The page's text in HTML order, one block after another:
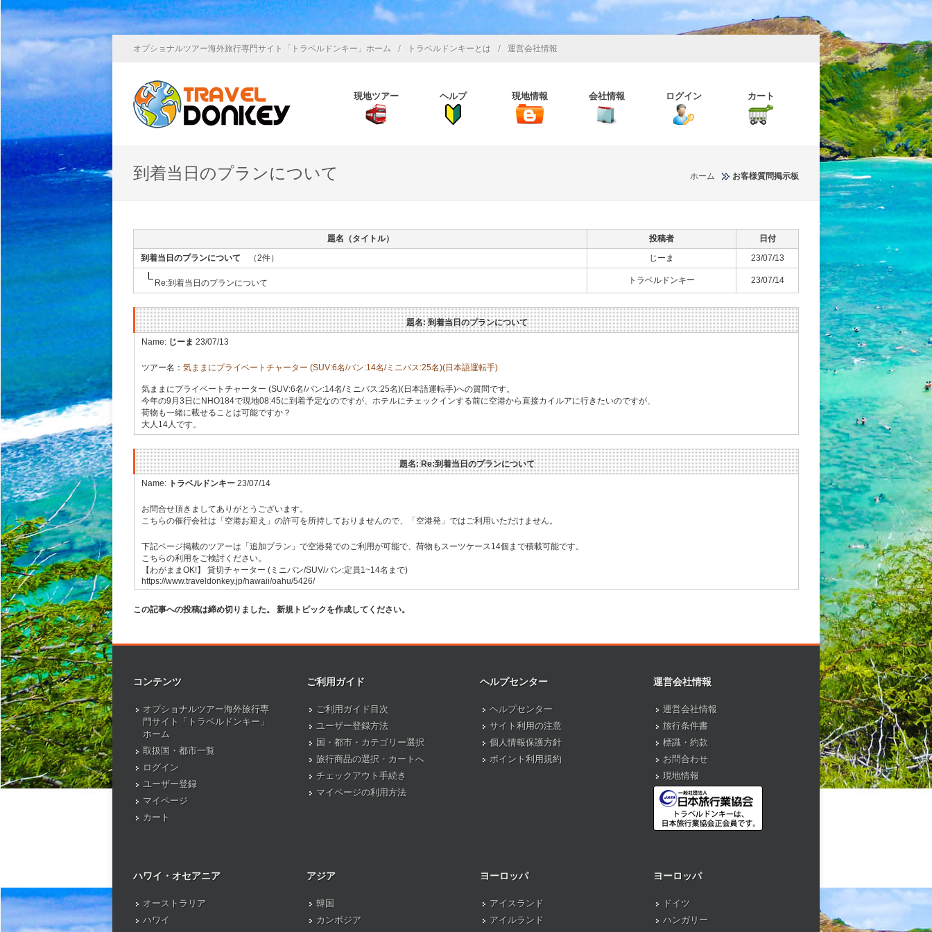
オプショナルツアー海外旅行専門サイト「トラベルドンキー」ホーム / トラベルドンキーとは / 運営会社情報
現地ツアー ヘルプ 現地情報 会社情報 ログイン カート
到着当日のプランについて ホーム お客様質問掲示板
題名（タイトル） 投稿者
日付
到着当日のプランについて （2件） じーま 23/07/13
Re:到着当日のプランについて トラベルドンキー 23/07/14
題名: 到着当日のプランについて
Name: じーま 23/07/13
ツアー名： 気ままにプライベートチャーター (SUV:6名/バン:14名/ミニバス:25名)(日本語運転手)
気ままにプライベートチャーター (SUV:6名/バン:14名/ミニバス:25名)(日本語運転手)への質問です。
今年の9月3日にNHO184で現地08:45に到着予定なのですが、ホテルにチェックインする前に空港から直接カイルアに行きたいのですが、
荷物も一緒に載せることは可能ですか？
大人14人です。
題名: Re:到着当日のプランについて
Name:
トラベルドンキー 23/07/14
お問合せ頂きましてありがとうございます。
こちらの催行会社は「空港お迎え」の許可を所持しておりませんので、「空港発」ではご利用いただけません。
下記ページ掲載のツアーは「追加プラン」で空港発でのご利用が可能で、荷物もスーツケース14個まで積載可能です。
こちらの利用をご検討ください。
【わがままOK!】 貸切チャーター (ミニバン/SUV/バン:定員1~14名まで)
https://www.traveldonkey.jp/hawaii/oahu/5426/
この記事への投稿は締め切りました。 新規トピックを作成してください。
コンテンツ
オプショナルツアー海外旅行専
門サイト「トラベルドンキー」
ホーム
取扱国・都市一覧
ログイン
ユーザー登録
マイページ
カート
ご利用ガイド
ご利用ガイド目次
ユーザー登録方法
国・都市・カテゴリー選択
旅行商品の選択・カートへ
チェックアウト手続き
マイページの利用方法
ヘルプセンター
ヘルプセンター
サイト利用の注意
個人情報保護方針
ポイント利用規約
運営会社情報
運営会社情報
旅行条件書
標識・約款
お問合わせ
現地情報
ハワイ・オセアニア
オーストラリア
ハワイ
アジア
韓国
カンボジア
ヨーロッパ
アイスランド
アイルランド
ヨーロッパ
ドイツ
ハンガリー